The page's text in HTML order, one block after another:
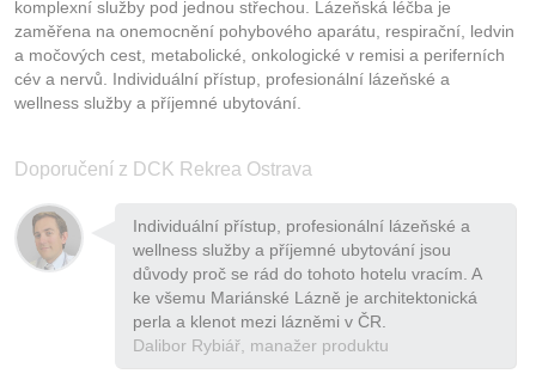
komplexní služby pod jednou střechou. Lázeňská léčba je
zaměřena na onemocnění pohybového aparátu, respirační, ledvin
a močových cest, metabolické, onkologické v remisi a periferních
cév a nervů. Individuální přístup, profesionální lázeňské a
wellness služby a příjemné ubytování.
Doporučení z DCK Rekrea Ostrava
Individuální přístup, profesionální lázeňské a
wellness služby a příjemné ubytování jsou
důvody proč se rád do tohoto hotelu vracím. A
ke všemu Mariánské Lázně je architektonická
perla a klenot mezi lázněmi v ČR.
Dalibor Rybiář, manažer produktu